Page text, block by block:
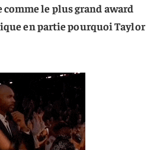
comme le plus grand award
en partie pourquoi Taylor